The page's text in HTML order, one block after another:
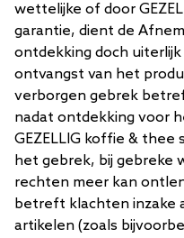
wettelijke of door
garantie, dient de
ontdekking doch
ontvangst van het
verborgen gebrek
nadat ontdekking voor
GEZELLIG koffie &
het gebrek, bij gebreke
rechten meer kan
betreft klachten inzake
artikelen (zoals